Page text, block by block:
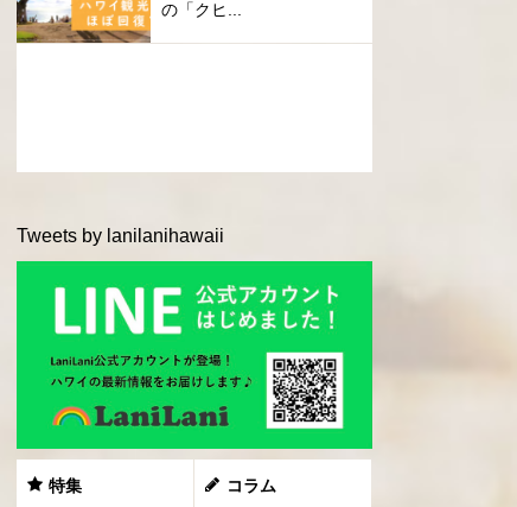
の「クヒ...
Tweets by lanilanihawaii
特集 コラム